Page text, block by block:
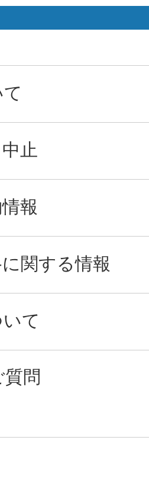
止
報
関する情報
て
問